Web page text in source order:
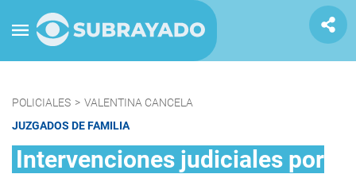
POLICIALES > VALENTINA CANCELA
JUZGADOS DE FAMILIA
Intervenciones judiciales por